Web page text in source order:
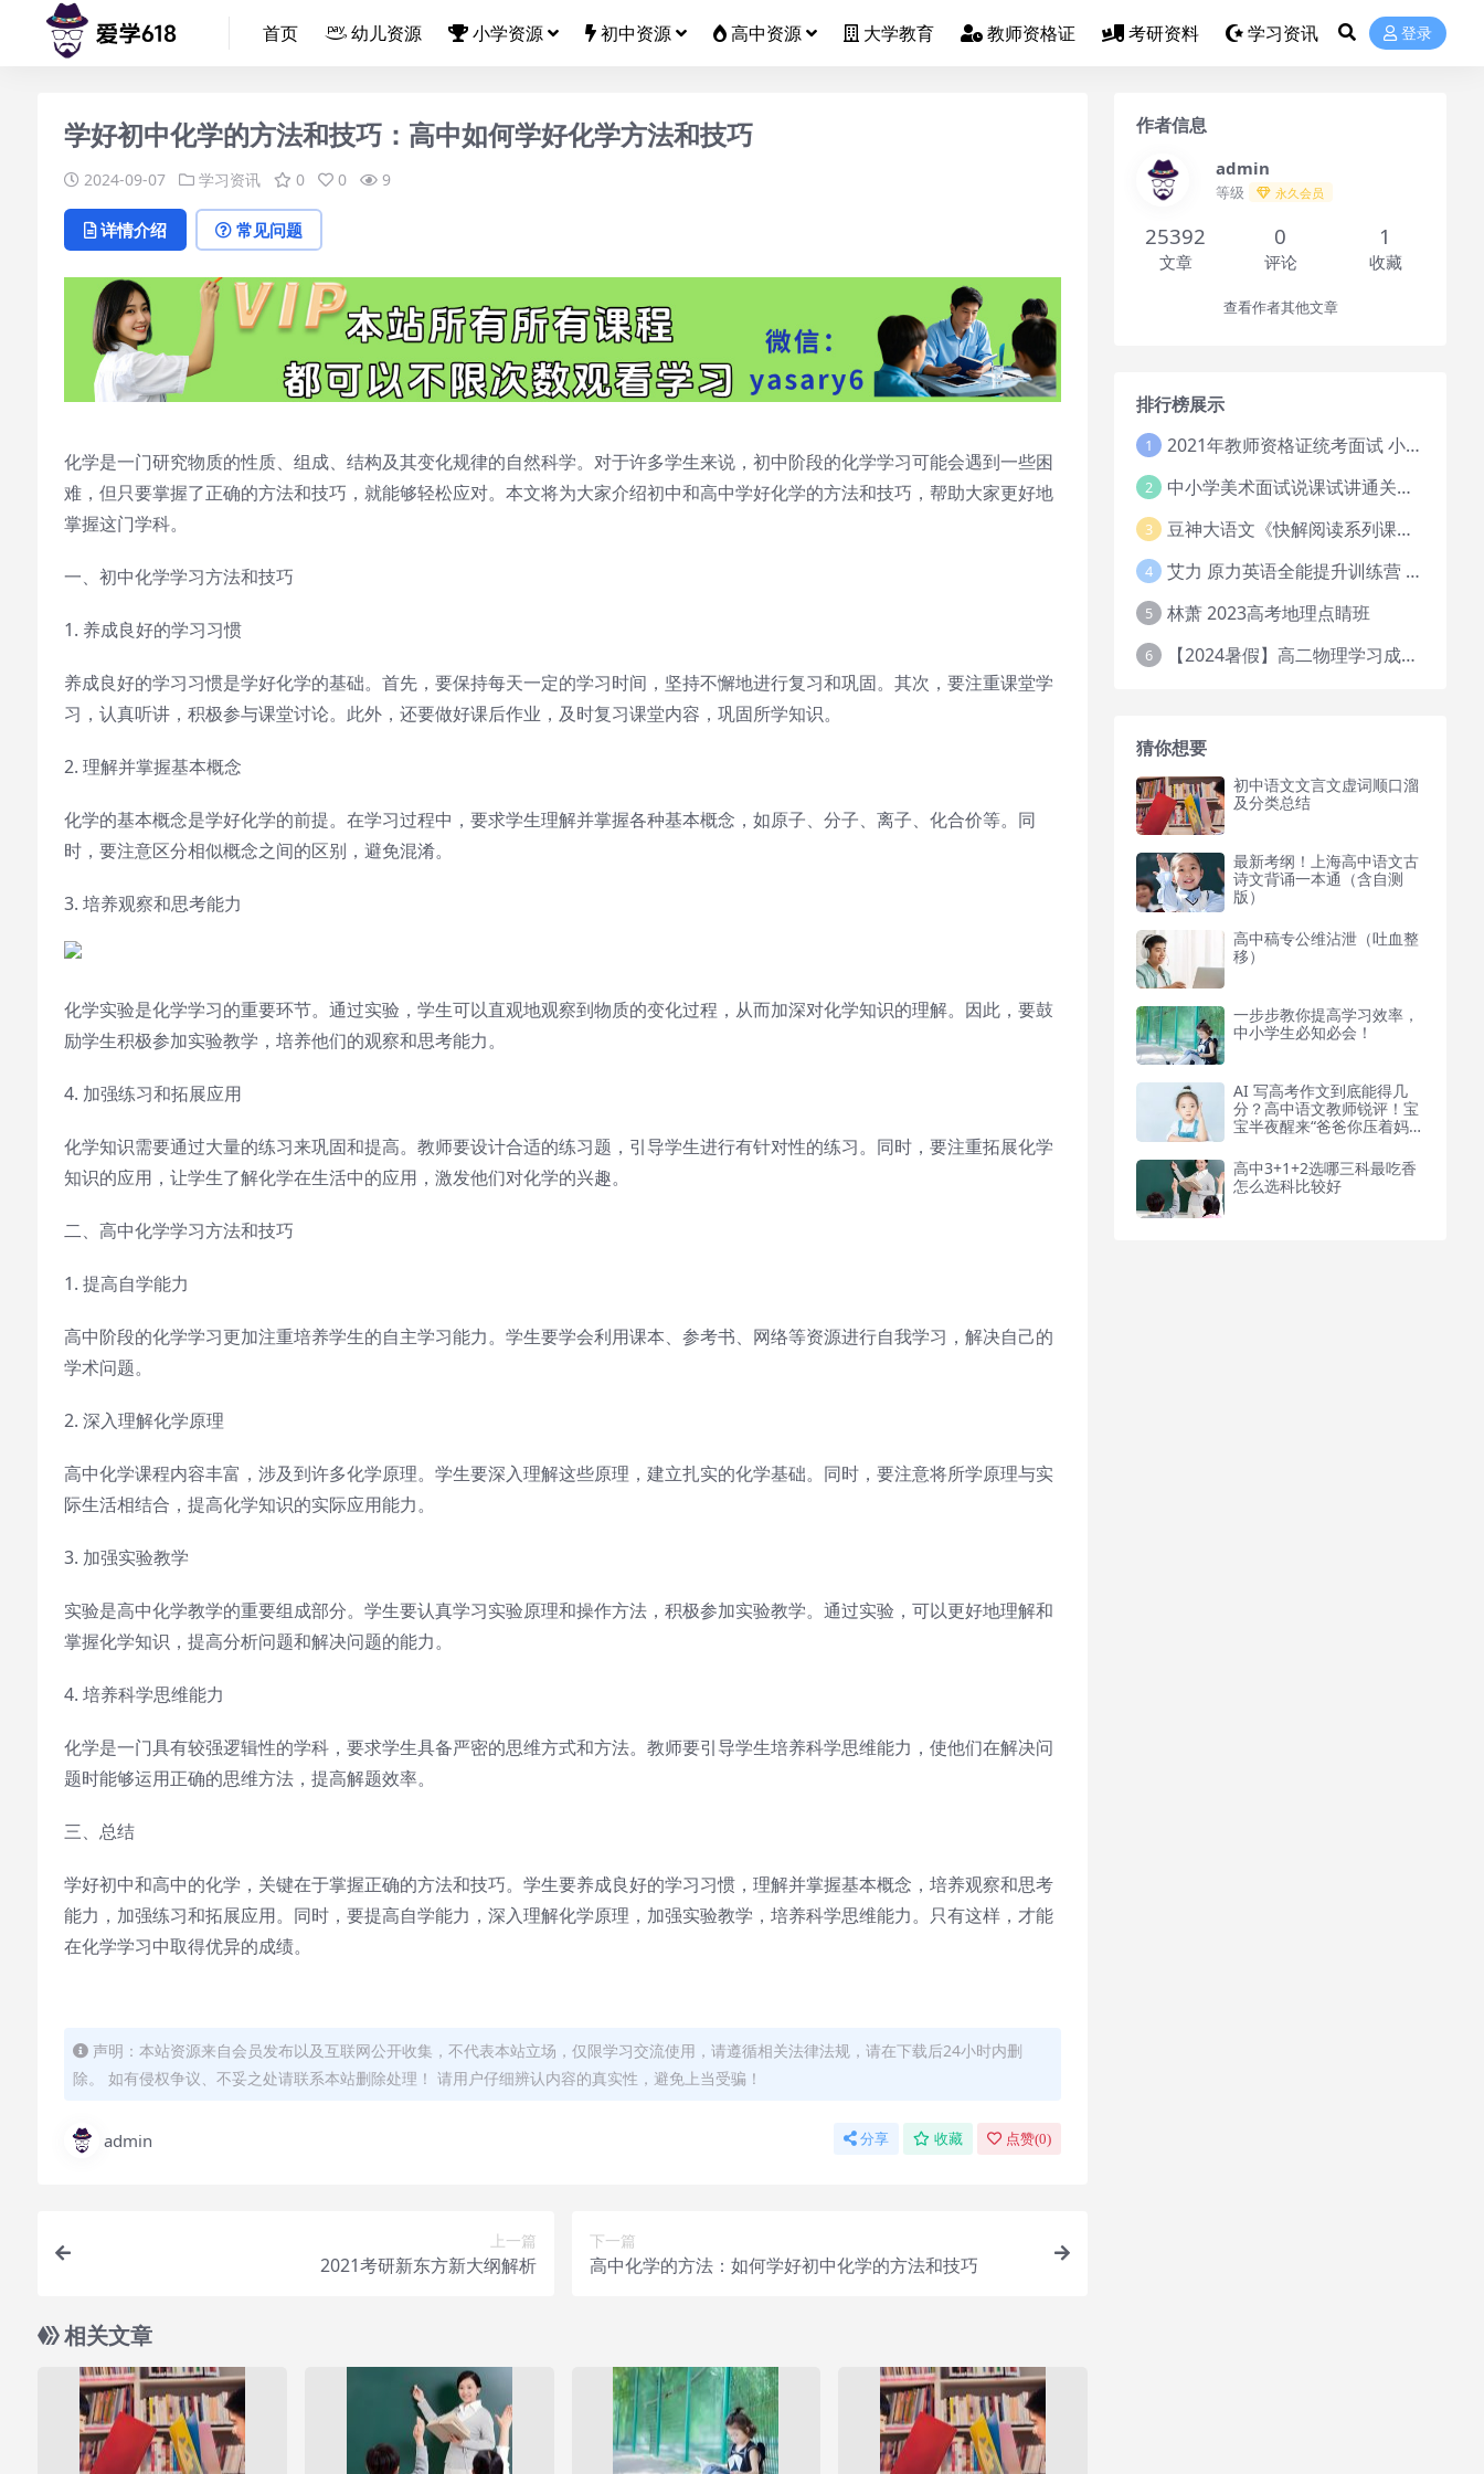
首页 幼儿资源 小学资源 初中资源 高中资源 大学教育 教师资格证 考研资料 学习资讯 登录
学好初中化学的方法和技巧：高中如何学好化学方法和技巧
2024-09-07 学习资讯 0 0 9
详情介绍 常见问题
化学是一门研究物质的性质、组成、结构及其变化规律的自然科学。对于许多学生来说，初中阶段的化学学习可能会遇到一些困
难，但只要掌握了正确的方法和技巧，就能够轻松应对。本文将为大家介绍初中和高中学好化学的方法和技巧，帮助大家更好地
掌握这门学科。
一、初中化学学习方法和技巧
1. 养成良好的学习习惯
养成良好的学习习惯是学好化学的基础。首先，要保持每天一定的学习时间，坚持不懈地进行复习和巩固。其次，要注重课堂学
习，认真听讲，积极参与课堂讨论。此外，还要做好课后作业，及时复习课堂内容，巩固所学知识。
2. 理解并掌握基本概念
化学的基本概念是学好化学的前提。在学习过程中，要求学生理解并掌握各种基本概念，如原子、分子、离子、化合价等。同
时，要注意区分相似概念之间的区别，避免混淆。
3. 培养观察和思考能力
化学实验是化学学习的重要环节。通过实验，学生可以直观地观察到物质的变化过程，从而加深对化学知识的理解。因此，要鼓
励学生积极参加实验教学，培养他们的观察和思考能力。
4. 加强练习和拓展应用
化学知识需要通过大量的练习来巩固和提高。教师要设计合适的练习题，引导学生进行有针对性的练习。同时，要注重拓展化学
知识的应用，让学生了解化学在生活中的应用，激发他们对化学的兴趣。
二、高中化学学习方法和技巧
1. 提高自学能力
高中阶段的化学学习更加注重培养学生的自主学习能力。学生要学会利用课本、参考书、网络等资源进行自我学习，解决自己的
学术问题。
2. 深入理解化学原理
高中化学课程内容丰富，涉及到许多化学原理。学生要深入理解这些原理，建立扎实的化学基础。同时，要注意将所学原理与实
际生活相结合，提高化学知识的实际应用能力。
3. 加强实验教学
实验是高中化学教学的重要组成部分。学生要认真学习实验原理和操作方法，积极参加实验教学。通过实验，可以更好地理解和
掌握化学知识，提高分析问题和解决问题的能力。
4. 培养科学思维能力
化学是一门具有较强逻辑性的学科，要求学生具备严密的思维方式和方法。教师要引导学生培养科学思维能力，使他们在解决问
题时能够运用正确的思维方法，提高解题效率。
三、总结
学好初中和高中的化学，关键在于掌握正确的方法和技巧。学生要养成良好的学习习惯，理解并掌握基本概念，培养观察和思考
能力，加强练习和拓展应用。同时，要提高自学能力，深入理解化学原理，加强实验教学，培养科学思维能力。只有这样，才能
在化学学习中取得优异的成绩。
声明：本站资源来自会员发布以及互联网公开收集，不代表本站立场，仅限学习交流使用，请遵循相关法律法规，请在下载后24小时内删
除。 如有侵权争议、不妥之处请联系本站删除处理！ 请用户仔细辨认内容的真实性，避免上当受骗！
admin 分享 收藏 点赞(0)
上一篇
2021考研新东方新大纲解析
下一篇
高中化学的方法：如何学好初中化学的方法和技巧
相关文章
作者信息
admin
等级 永久会员
25392
文章
0
评论
1
收藏
查看作者其他文章
排行榜展示
1 2021年教师资格证统考面试 小学教资资料试讲+答辩
2 中小学美术面试说课试讲通关班14讲（辅助资料第一套）
3 豆神大语文《快解阅读系列课教程完整》
4 艾力 原力英语全能提升训练营 151G网课大合集
5 林萧 2023高考地理点睛班
6 【2024暑假】高二物理学习成长与规划系统1期
猜你想要
初中语文文言文虚词顺口溜
及分类总结
最新考纲！上海高中语文古
诗文背诵一本通（含自测
版）
高中稿专公维沾泄（吐血整
移）
一步步教你提高学习效率，
中小学生必知必会！
AI 写高考作文到底能得几
分？高中语文教师锐评！宝
宝半夜醒来“爸爸你压着妈妈
得称赞
高中3+1+2选哪三科最吃香
怎么选科比较好